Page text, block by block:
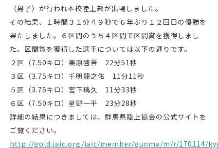
（男子）が行われ本校陸上部が出場しました。
その結果、１時間３１分４９秒で６年ぶり１２回目の優勝を
果たしました。６区間のうち４区間で区間賞を獲得しまし
た。区間賞を獲得した選手については以下の通りです。
２区（7.50キロ）栗原啓吾 22分51秒
３区（3.75キロ）千明龍之佑 11分11秒
５区（3.75キロ）宮下璃久 11分33秒
６区（7.50キロ）星野一平 23分28秒
詳細の結果につきましては、群馬県陸上協会の公式サイトを
ご覧ください。
http://gold.jaic.org/jaic/member/gunma/m/r/170114/